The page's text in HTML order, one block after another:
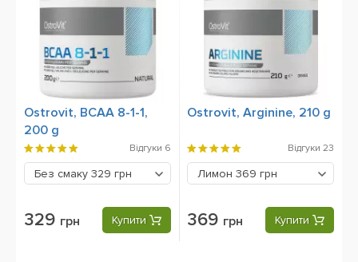
Ostrovit, BCAA 8-1-1,
200 g
Відгуки 6
Без смаку 329 грн
329 грн Купити
Ostrovit, Arginine, 210 g
Відгуки 23
Лимон 369 грн
369 грн Купити